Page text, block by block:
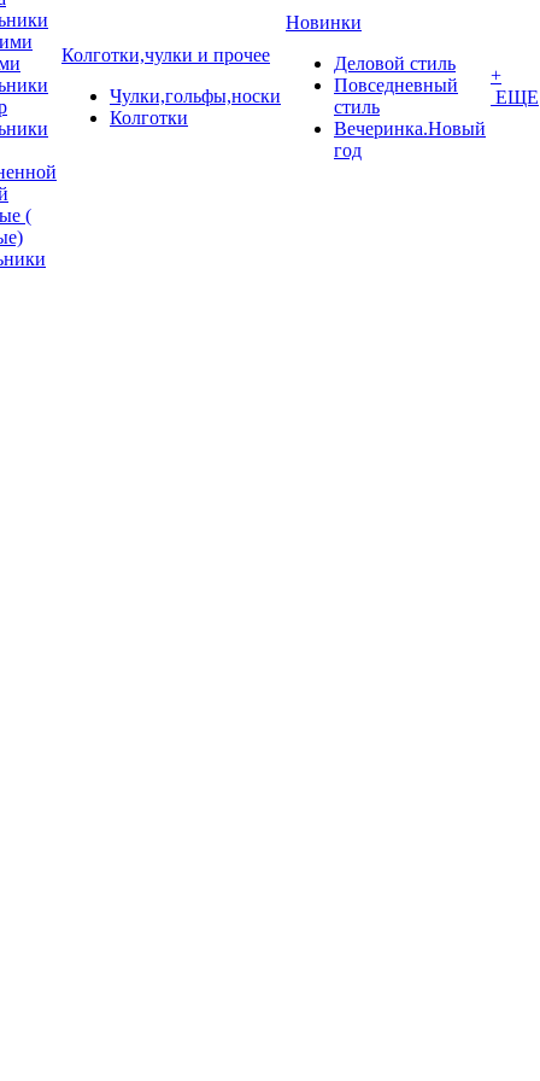
(
Колготки,чулки и прочее
Чулки,гольфы,носки
Колготки
Новинки
Деловой стиль
Повседневный
стиль
Вечеринка.Новый
год
+
ЕЩЕ